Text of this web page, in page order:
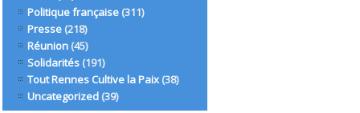
Politique française (311)
Presse (218)
Réunion (45)
Solidarités (191)
Tout Rennes Cultive la Paix (38)
Uncategorized (39)